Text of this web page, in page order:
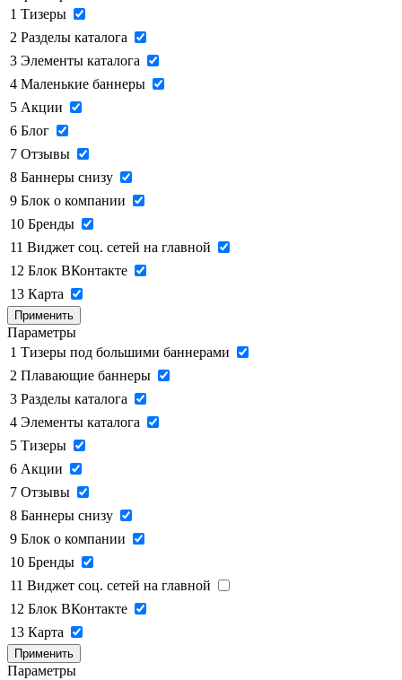
1 Тизеры
2 Разделы каталога
3 Элементы каталога
4 Маленькие баннеры
5 Акции
6 Блог
7 Отзывы
8 Баннеры снизу
9 Блок о компании
10 Бренды
11 Виджет соц. сетей на главной
12 Блок ВКонтакте
13 Карта
Применить
Параметры
1 Тизеры под большими баннерами
2 Плавающие баннеры
3 Разделы каталога
4 Элементы каталога
5 Тизеры
6 Акции
7 Отзывы
8 Баннеры снизу
9 Блок о компании
10 Бренды
11 Виджет соц. сетей на главной
12 Блок ВКонтакте
13 Карта
Применить
Параметры